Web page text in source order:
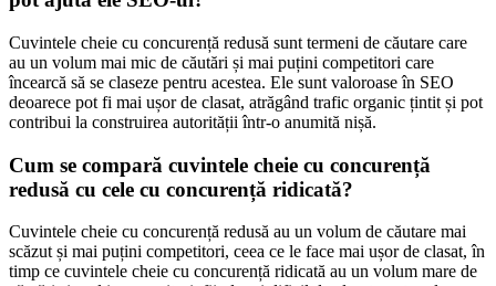
Cuvintele cheie cu concurență redusă sunt termeni de căutare care
au un volum mai mic de căutări și mai puțini competitori care
încearcă să se claseze pentru acestea. Ele sunt valoroase în SEO
deoarece pot fi mai ușor de clasat, atrăgând trafic organic țintit și pot
contribui la construirea autorității într-o anumită nișă.
Cum se compară cuvintele cheie cu concurență
redusă cu cele cu concurență ridicată?
Cuvintele cheie cu concurență redusă au un volum de căutare mai
scăzut și mai puțini competitori, ceea ce le face mai ușor de clasat, în
timp ce cuvintele cheie cu concurență ridicată au un volum mare de